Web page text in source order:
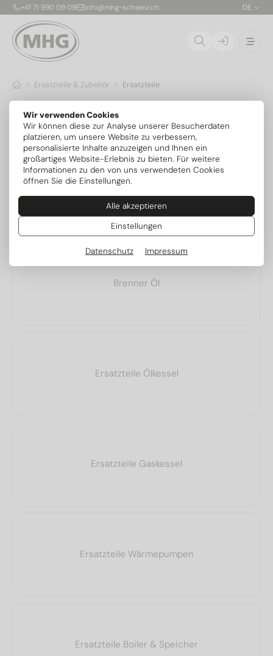
Wir verwenden Cookies
Wir können diese zur Analyse unserer Besucherdaten
platzieren, um unsere Website zu verbessern,
personalisierte Inhalte anzuzeigen und Ihnen ein
großartiges Website-Erlebnis zu bieten. Für weitere
Informationen zu den von uns verwendeten Cookies
öffnen Sie die Einstellungen.
Alle akzeptieren
Einstellungen
Datenschutz Impressum
+41 71 990 09 09 info@mhg-schweiz.ch DE
Ersatzteile & Zubehör Ersatzteile
Ersatzteile
Brenner Gas
Brenner Öl
Ersatzteile Ölkessel
Ersatzteile Gaskessel
Ersatzteile Wärmepumpen
Ersatzteile Boiler & Speicher